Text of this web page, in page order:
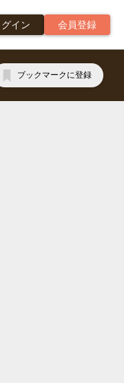
グイン 会員登録
ブックマークに登録